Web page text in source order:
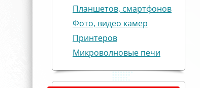
Планшетов, смартфонов
Фото, видео камер
Принтеров
Микроволновые печи